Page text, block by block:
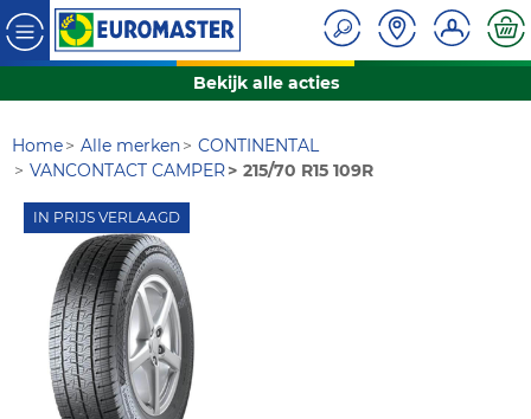
Bekijk alle acties
Home Alle merken
CONTINENTAL
VANCONTACT CAMPER
215/70 R15 109R
IN PRIJS VERLAAGD